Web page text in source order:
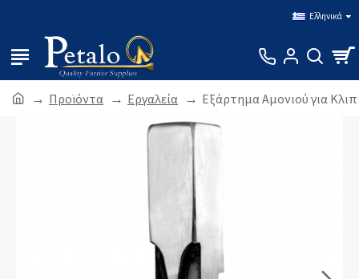
Ελληνικά
Προϊόντα Εργαλεία Εξάρτημα Αμονιού για